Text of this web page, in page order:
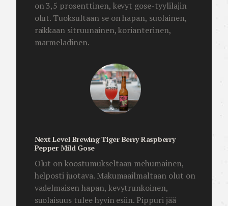
on 3,5 prosenttinen, kevyt gose-tyylilajin
olut. Tuoksultaan se on hapan, suolainen,
raikkaan sitruunainen, korianterinen,
marmeladinen.
Next Level Brewing Tiger Berry Raspberry
Pepper Mild Gose
Olut on koostumukseltaan mehumainen,
helposti juotava. Makumaailmaltaan olut on
vadelmaisen hapan, kevytrunkoinen,
suolaisuus tulee hyvin esiin. Pippuri jää